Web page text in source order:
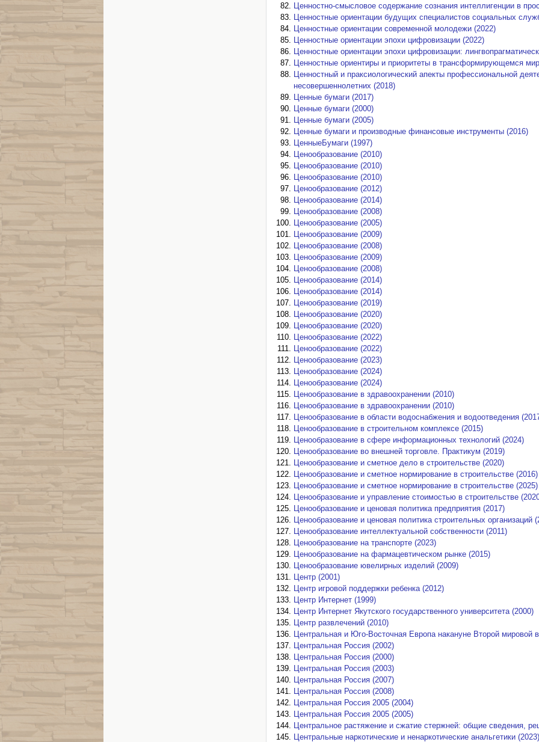
Ценностно-смысловое содержание сознания интеллигенции в
Ценностные ориентации будущих специалистов социальных
Ценностные ориентации современной молодежи (2022)
Ценностные ориентации эпохи цифровизации (2022)
Ценностные ориентации эпохи цифровизации:
Ценностные ориентиры и приоритеты в трансформирующемся
Ценностный и праксиологический апекты профессиональной
несовершеннолетних (2018)
Ценные бумаги (2017)
Ценные бумаги (2000)
Ценные бумаги (2005)
Ценные бумаги и производные финансовые инструменты (2016)
ЦенныеБумаги (1997)
Ценообразование (2010)
Ценообразование (2010)
Ценообразование (2010)
Ценообразование (2012)
Ценообразование (2014)
Ценообразование (2008)
Ценообразование (2005)
Ценообразование (2009)
Ценообразование (2008)
Ценообразование (2009)
Ценообразование (2008)
Ценообразование (2014)
Ценообразование (2014)
Ценообразование (2019)
Ценообразование (2020)
Ценообразование (2020)
Ценообразование (2022)
Ценообразование (2022)
Ценообразование (2023)
Ценообразование (2024)
Ценообразование (2024)
Ценообразование в здравоохранении (2010)
Ценообразование в здравоохранении (2010)
Ценообразование в области водоснабжения и водоотведения
Ценообразование в строительном комплексе (2015)
Ценообразование в сфере информационных технологий (2024)
Ценообразование во внешней торговле. Практикум (2019)
Ценообразование и сметное дело в строительстве (2020)
Ценообразование и сметное нормирование в строительстве (2016)
Ценообразование и сметное нормирование в строительстве (2025)
Ценообразование и управление стоимостью в строительстве
Ценообразование и ценовая политика предприятия (2017)
Ценообразование и ценовая политика строительных организаций
Ценообразование интеллектуальной собственности (2011)
Ценообразование на транспорте (2023)
Ценообразование на фармацевтическом рынке (2015)
Ценообразование ювелирных изделий (2009)
Центр (2001)
Центр игровой поддержки ребенка (2012)
Центр Интернет (1999)
Центр Интернет Якутского государственного университета (2000)
Центр развлечений (2010)
Центральная и Юго-Восточная Европа накануне Второй мировой
Центральная Россия (2002)
Центральная Россия (2000)
Центральная Россия (2003)
Центральная Россия (2007)
Центральная Россия (2008)
Центральная Россия 2005 (2004)
Центральная Россия 2005 (2005)
Центральное растяжение и сжатие стержней: общие сведения,
Центральные наркотические и ненаркотические анальгетики (2023)